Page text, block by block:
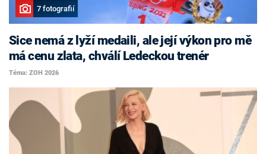
7 fotografií
Sice nemá z lyží medaili, ale její výkon pro mě
má cenu zlata, chválí Ledeckou trenér
Téma: ZOH 2026